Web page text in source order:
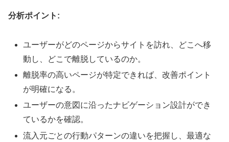
分析ポイント:
ユーザーがどのページからサイトを訪れ、どこへ移
動し、どこで離脱しているのか。
離脱率の高いページが特定できれば、改善ポイント
が明確になる。
ユーザーの意図に沿ったナビゲーション設計ができ
ているかを確認。
流入元ごとの行動パターンの違いを把握し、最適な